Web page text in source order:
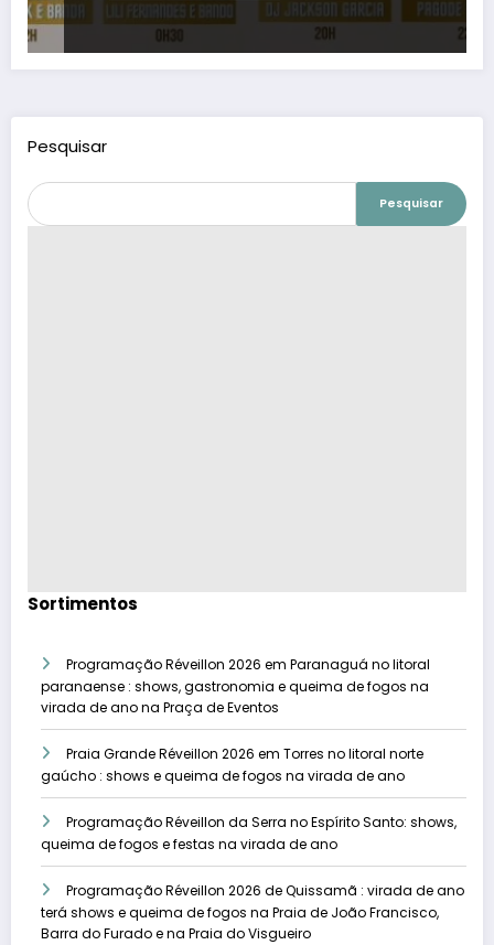
Pesquisar
Pesquisar
Sortimentos
Programação Réveillon 2026 em Paranaguá no litoral
paranaense : shows, gastronomia e queima de fogos na
virada de ano na Praça de Eventos
Praia Grande Réveillon 2026 em Torres no litoral norte
gaúcho : shows e queima de fogos na virada de ano
Programação Réveillon da Serra no Espírito Santo: shows,
queima de fogos e festas na virada de ano
Programação Réveillon 2026 de Quissamã : virada de ano
terá shows e queima de fogos na Praia de João Francisco,
Barra do Furado e na Praia do Visgueiro